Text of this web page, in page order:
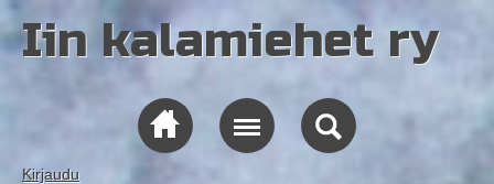
Iin kalamiehet ry
Kirjaudu